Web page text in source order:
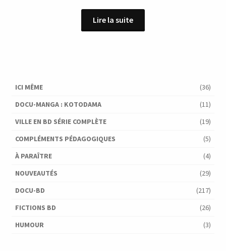
initial
était : est :
Lire la suite
ICI MÊME
(36)
DOCU-MANGA : KOTODAMA
(11)
VILLE EN BD SÉRIE COMPLÈTE
(19)
COMPLÉMENTS PÉDAGOGIQUES
(5)
À PARAÎTRE
(4)
NOUVEAUTÉS
(29)
DOCU-BD
(217)
FICTIONS BD
(26)
HUMOUR
(3)